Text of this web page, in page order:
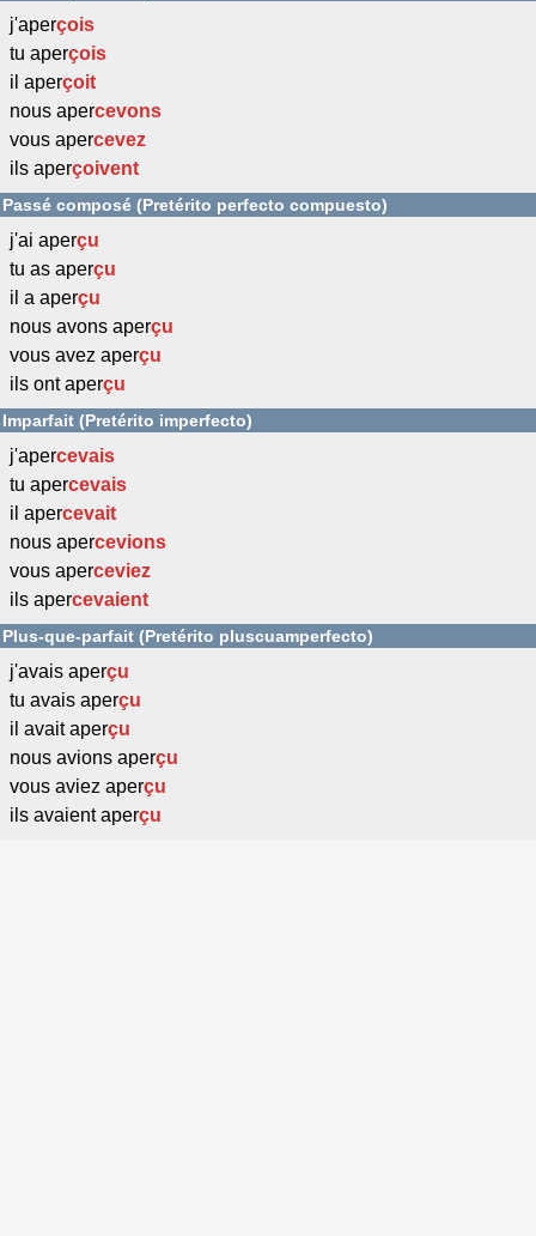
j'aperçois
tu aperçois
il aperçoit
nous apercevons
vous apercevez
ils aperçoivent
Passé composé (Pretérito perfecto compuesto)
j'ai aperçu
tu as aperçu
il a aperçu
nous avons aperçu
vous avez aperçu
ils ont aperçu
Imparfait (Pretérito imperfecto)
j'apercevais
tu apercevais
il apercevait
nous apercevions
vous aperceviez
ils apercevaient
Plus-que-parfait (Pretérito pluscuamperfecto)
j'avais aperçu
tu avais aperçu
il avait aperçu
nous avions aperçu
vous aviez aperçu
ils avaient aperçu